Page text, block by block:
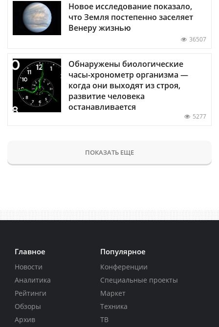
Новое исследование показало,
что Земля постепенно заселяет
Венеру жизнью
36507
Обнаружены биологические
часы-хронометр организма —
когда они выходят из строя,
развитие человека
останавливается
5277
ПОКАЗАТЬ ЕЩЕ
Главное
Новости
Аналитика
Рейтинги
Обзоры
Архив
Популярное
Конференции
Специальные проекты
Маркет
Техника
ТВ